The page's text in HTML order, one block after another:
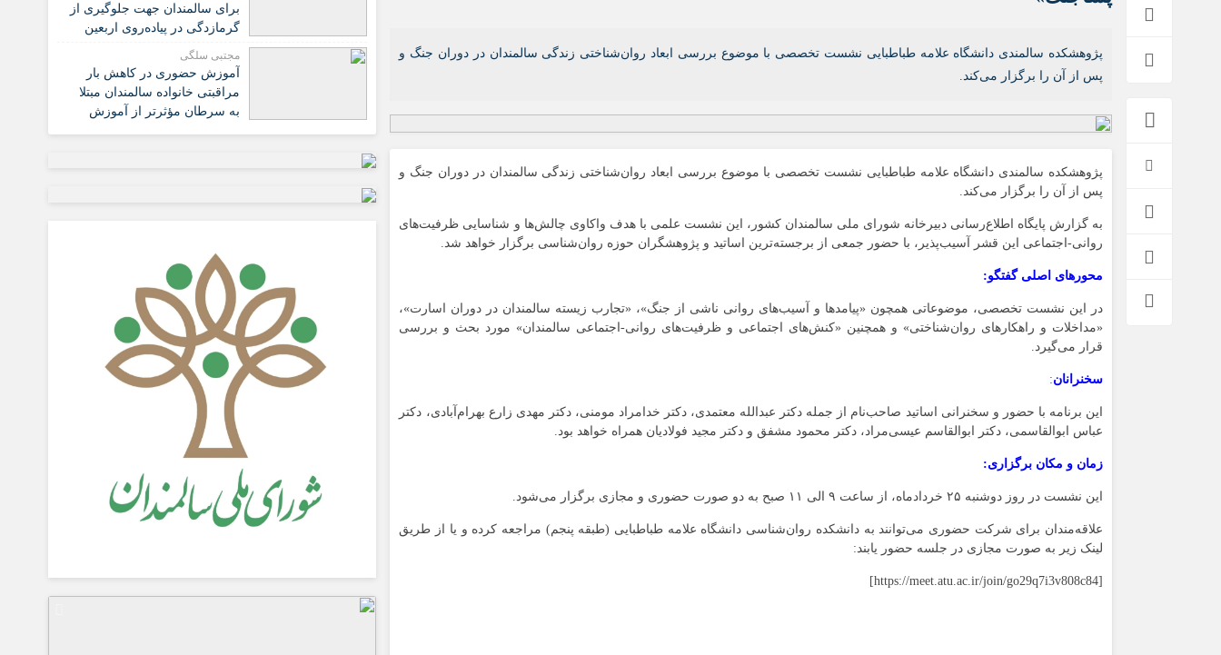
اخبار بین الملل
پژوهشکده سالمندی دانشگاه علامه طباطبایی نشست تخصصی با موضوع بررسی ابعاد روان‌شناختی زندگی سالمندان در دوران جنگ و
پس از آن را برگزار می‌کند.
پژوهشکده سالمندی دانشگاه علامه طباطبایی نشست تخصصی با موضوع بررسی ابعاد روان‌شناختی زندگی سالمندان در دوران جنگ و
پس از آن را برگزار می‌کند.
به گزارش پایگاه اطلاع‌رسانی دبیرخانه شورای ملی سالمندان کشور، این نشست علمی با هدف واکاوی چالش‌ها و شناسایی ظرفیت‌های
روانی-اجتماعی این قشر آسیب‌پذیر، با حضور جمعی از برجسته‌ترین اساتید و پژوهشگران حوزه روان‌شناسی برگزار خواهد شد.
محورهای اصلی گفتگو:
در این نشست تخصصی، موضوعاتی همچون «پیامدها و آسیب‌های روانی ناشی از جنگ»، «تجارب زیسته سالمندان در دوران اسارت»،
«مداخلات و راهکارهای روان‌شناختی» و همچنین «کنش‌های اجتماعی و ظرفیت‌های روانی-اجتماعی سالمندان» مورد بحث و بررسی
قرار می‌گیرد.
سخنرانان:
این برنامه با حضور و سخنرانی اساتید صاحب‌نام از جمله دکتر عبدالله معتمدی، دکتر خدامراد مومنی، دکتر مهدی زارع بهرام‌آبادی، دکتر
عباس ابوالقاسمی، دکتر ابوالقاسم عیسی‌مراد، دکتر محمود مشفق و دکتر مجید فولادیان همراه خواهد بود.
زمان و مکان برگزاری:
این نشست در روز دوشنبه ۲۵ خردادماه، از ساعت ۹ الی ۱۱ صبح به دو صورت حضوری و مجازی برگزار می‌شود.
علاقه‌مندان برای شرکت حضوری می‌توانند به دانشکده روان‌شناسی دانشگاه علامه طباطبایی (طبقه پنجم) مراجعه کرده و یا از طریق
لینک زیر به صورت مجازی در جلسه حضور یابند:
[https://meet.atu.ac.ir/join/go29q7i3v808c84]
برای سالمندان جهت جلوگیری از
گرمازدگی در پیاده‌روی اربعین
مجتبی سلگی
آموزش حضوری در کاهش بار
مراقبتی خانواده سالمندان مبتلا
به سرطان مؤثرتر از آموزش